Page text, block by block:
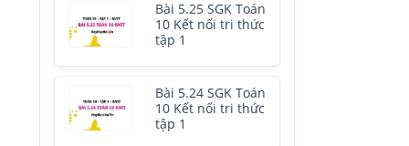
Bài 5.25 SGK Toán
10 Kết nối tri thức
tập 1
Bài 5.24 SGK Toán
10 Kết nối tri thức
tập 1